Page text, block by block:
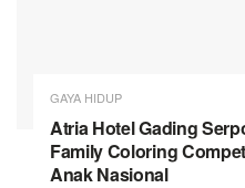
GAYA HIDUP
Atria Hotel Gading
Family Coloring
Anak Nasional